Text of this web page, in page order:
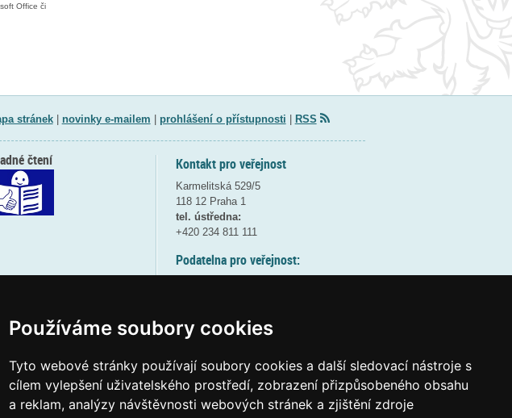
Používáme soubory cookies
Tyto webové stránky používají soubory cookies a další sledovací nástroje s
cílem vylepšení uživatelského prostředí, zobrazení přizpůsobeného obsahu
a reklam, analýzy návštěvnosti webových stránek a zjištění zdroje
Office či
stránek| novinky e-mailem prohlášení o přístupnosti RSS
Kontakt pro veřejnost
Karmelitská 529/5
118 12 Praha 1
tel. ústředna:
+420 234 811 111
Podatelna pro veřejnost:
(více informací
Elektronická podatelna:
posta@msmtgov cz
čtení